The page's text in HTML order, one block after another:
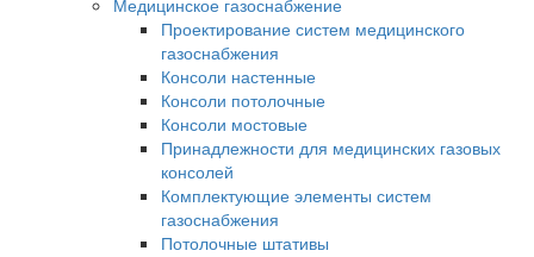
Медицинское газоснабжение
Проектирование систем медицинского
газоснабжения
Консоли настенные
Консоли потолочные
Консоли мостовые
Принадлежности для медицинских газовых
консолей
Комплектующие элементы систем
газоснабжения
Потолочные штативы